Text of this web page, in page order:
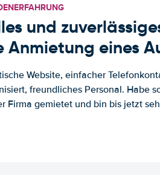
und
Anmietung eines
Website, einfacher
freundliches Personal. Habe
Firma gemietet und bin bis jetzt